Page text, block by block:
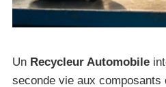
Un Recycleur Automobile
seconde vie aux composants